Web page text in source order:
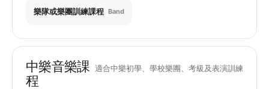
樂隊或樂團訓練課程 Band
中樂音樂課
程
適合中樂初學、學校樂團、考級及表演訓練